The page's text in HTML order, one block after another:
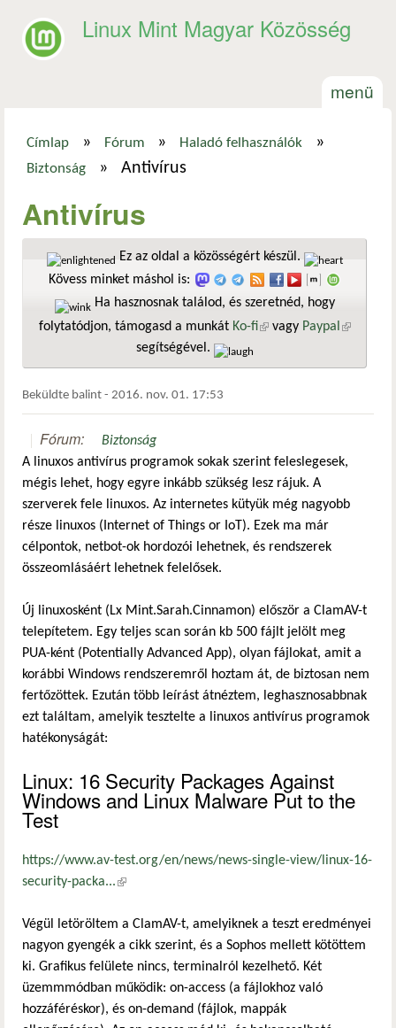
Linux Mint Magyar Közösség
menü
Jelenlegi hely
Címlap » Fórum » Haladó felhasználók »
Biztonság » Antivírus
Antivírus
Ez az oldal a közösségért készül.
Kövess minket máshol is:
Ha hasznosnak találod, és szeretnéd, hogy
folytatódjon, támogasd a munkát Ko-fi(külső hivatkozás)
vagy Paypal
segítségével.
Beküldte balint - 2016. nov. 01. 17:53
Fórum:
Biztonság
A linuxos antivírus programok sokak szerint feleslegesek,
mégis lehet, hogy egyre inkább szükség lesz rájuk. A
szerverek fele linuxos. Az internetes kütyük még nagyobb
része linuxos (Internet of Things or IoT). Ezek ma már
célpontok, netbot-ok hordozói lehetnek, és rendszerek
összeomlásáért lehetnek felelősek.
Új linuxosként (Lx Mint.Sarah.Cinnamon) először a ClamAV-t
telepítetem. Egy teljes scan során kb 500 fájlt jelölt meg
PUA-ként (Potentially Advanced App), olyan fájlokat, amit a
korábbi Windows rendszeremről hoztam át, de biztosan nem
fertőzöttek. Ezután több leírást átnéztem, leghasznosabbnak
ezt találtam, amelyik tesztelte a linuxos antivírus programok
hatékonyságát:
Linux: 16 Security Packages Against
Windows and Linux Malware Put to the
Test
https://www.av-test.org/en/news/news-single-view/linux-16-
security-packa...(külső hivatkozás)
Végül letöröltem a ClamAV-t, amelyiknek a teszt eredményei
nagyon gyengék a cikk szerint, és a Sophos mellett kötöttem
ki. Grafikus felülete nincs, terminalról kezelhető. Két
üzemmmódban működik: on-access (a fájlokhoz való
hozzáféréskor), és on-demand (fájlok, mappák